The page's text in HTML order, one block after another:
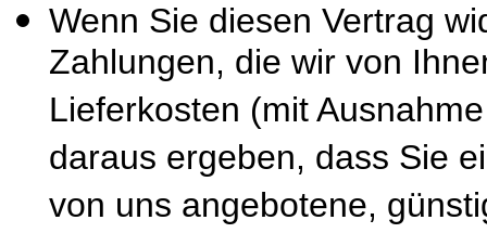
Wenn Sie diesen Vertrag
Zahlungen, die wir von
Lieferkosten (mit
daraus ergeben, dass Sie
von uns angebotene,